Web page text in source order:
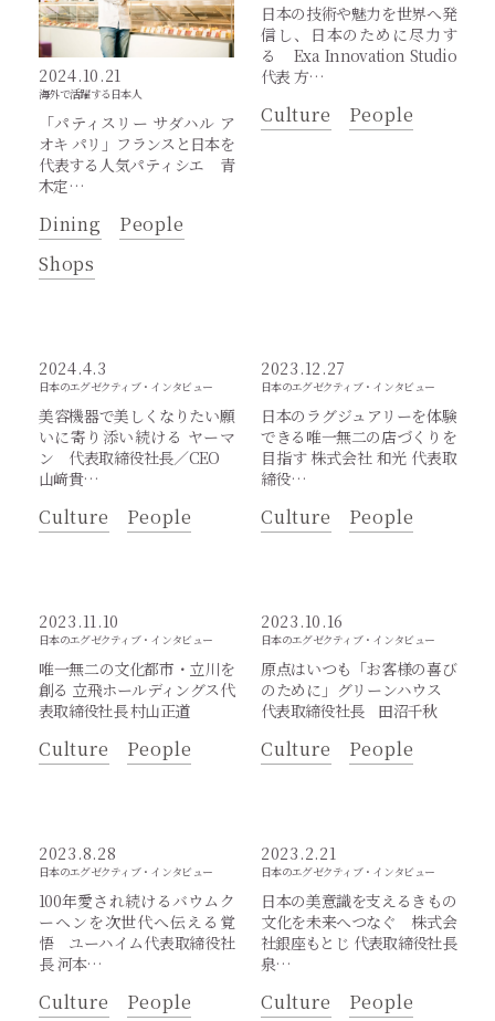
2024.10.21
海外で活躍する日本人
「パティスリー サダハル ア
オキ パリ」フランスと日本を
代表する人気パティシエ 青
木定…
Dining
People
Shops
日本の技術や魅力を世界へ発
信し、日本のために尽力す
る Exa Innovation Studio
代表 方…
Culture People
2024.4.3
日本のエグゼクティブ・インタビュー
美容機器で美しくなりたい願
いに寄り添い続ける ヤーマ
ン 代表取締役社長／CEO
山﨑貴…
Culture People
2023.12.27
日本のエグゼクティブ・インタビュー
日本のラグジュアリーを体験
できる唯一無二の店づくりを
目指す 株式会社 和光 代表取
締役…
Culture People
2023.11.10
日本のエグゼクティブ・インタビュー
唯一無二の文化都市・立川を
創る 立飛ホールディングス代
表取締役社長 村山正道
Culture People
2023.10.16
日本のエグゼクティブ・インタビュー
原点はいつも「お客様の喜び
のために」グリーンハウス
代表取締役社長 田沼千秋
Culture People
2023.8.28
日本のエグゼクティブ・インタビュー
100年愛され続けるバウムク
ーヘンを次世代へ伝える覚
悟 ユーハイム代表取締役社
長 河本…
Culture People
2023.2.21
日本のエグゼクティブ・インタビュー
日本の美意識を支えるきもの
文化を未来へつなぐ 株式会
社銀座もとじ 代表取締役社長
泉…
Culture People